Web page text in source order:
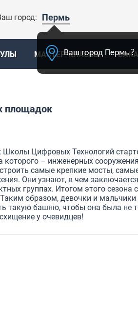
город: Пермь
Ваш город Пермь ?
МАСТЕР-КЛАССЫ
площадок
Цифровых Технологий
которого – инженерных
самые крепкие мосты,
Они узнают, в чем
группах. Итогом этого сезона
образом, девочки и мальчики
такую башню, чтобы она была не
у очевидцев!